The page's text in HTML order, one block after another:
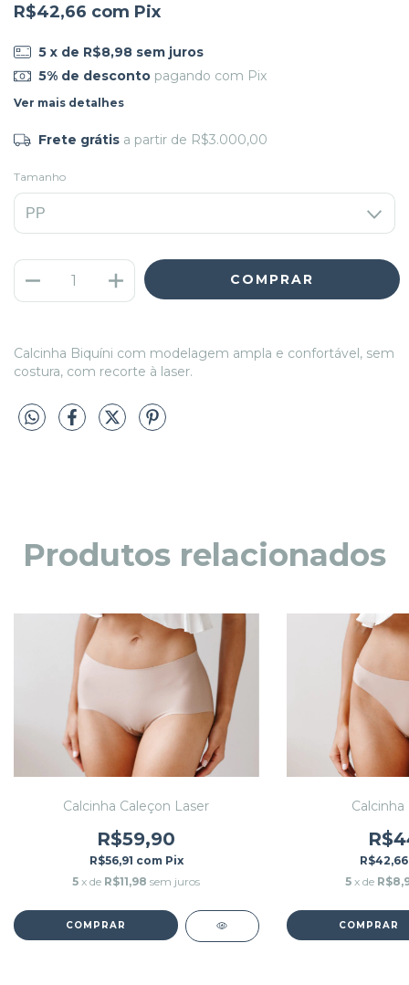
R$42,66 com Pix
5 x de R$8,98 sem juros
5% de descontopagando com Pix
Ver mais detalhes
Frete grátis a partir de R$3.000,00
Tamanho
Calcinha Biquíni com modelagem ampla e confortável, sem
costura, com recorte à laser.
Produtos relacionados
Calcinha Caleçon Laser
R$59,90
R$56,91 com Pix
5 x de R$11,98 sem juros
COMPRAR
5 x de
COMPRAR